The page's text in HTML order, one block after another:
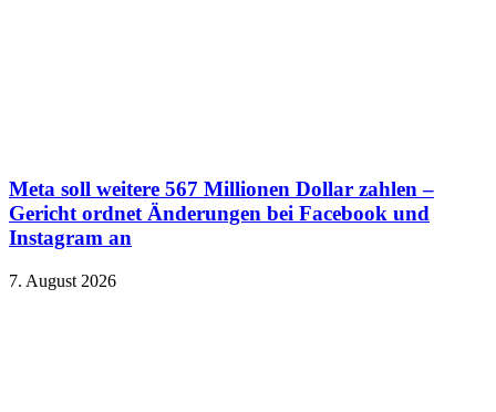
Meta soll weitere 567 Millionen Dollar zahlen –
Gericht ordnet Änderungen bei Facebook und
Instagram an
7. August 2026